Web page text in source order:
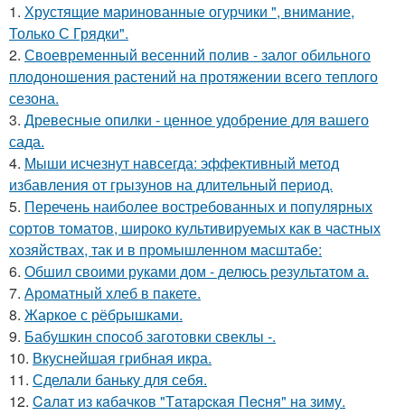
1. Хрустящие маринованные огурчики ", внимание,
Только С Грядки".
2. Своевременный весенний полив - залог обильного
плодоношения растений на протяжении всего теплого
сезона.
3. Древесные опилки - ценное удобрение для вашего
сада.
4. Мыши исчезнут навсегда: эффективный метод
избавления от грызунов на длительный период.
5. Перечень наиболее востребованных и популярных
сортов томатов, широко культивируемых как в частных
хозяйствах, так и в промышленном масштабе:
6. Обшил своими руками дом - делюсь результатом а.
7. Ароматный хлеб в пакете.
8. Жаркое с рёбрышками.
9. Бабушкин способ заготовки свеклы -.
10. Вкуснейшая грибная икра.
11. Сделали баньку для себя.
12. Caлaт из кaбaчкoв "Тaтapcкaя Пecня" нa зиму.